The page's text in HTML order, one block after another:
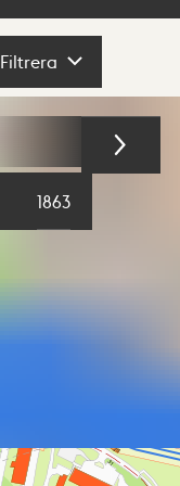
Filtrera
1863